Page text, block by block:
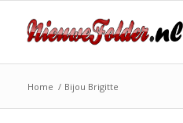
Home / Bijou Brigitte